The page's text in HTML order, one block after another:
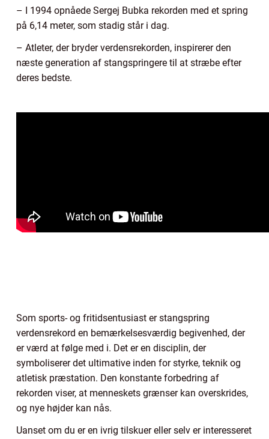
– I 1994 opnåede Sergej Bubka rekorden med et spring
på 6,14 meter, som stadig står i dag.
– Atleter, der bryder verdensrekorden, inspirerer den
næste generation af stangspringere til at stræbe efter
deres bedste.
Som sports- og fritidsentusiast er stangspring
verdensrekord en bemærkelsesværdig begivenhed, der
er værd at følge med i. Det er en disciplin, der
symboliserer det ultimative inden for styrke, teknik og
atletisk præstation. Den konstante forbedring af
rekorden viser, at menneskets grænser kan overskrides,
og nye højder kan nås.
Uanset om du er en ivrig tilskuer eller selv er interesseret